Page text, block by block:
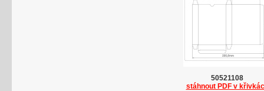
50521108
stáhnout PDF v